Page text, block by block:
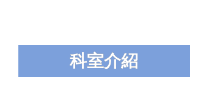
科室介紹